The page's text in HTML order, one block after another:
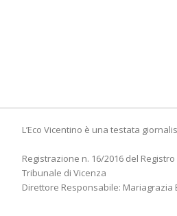
L’Eco Vicentino è una testata
Registrazione n. 16/2016 del
Tribunale di Vicenza
Direttore Responsabile: Mariagrazia